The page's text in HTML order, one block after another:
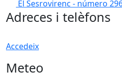
El Sesrovirenc - número
Adreces i telèfons
Accedeix
Meteo